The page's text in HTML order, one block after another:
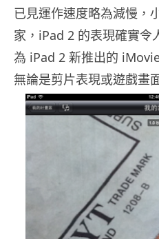
已見運作速度略為減慢，
家，iPad 2 的表現確實令
為 iPad 2 新推出的
無論是剪片表現或遊戲畫